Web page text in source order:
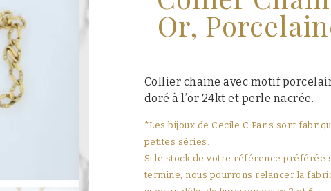
Or,
Collier chaine avec motif
doré à l’or 24kt et perle nacrée.
*Les bijoux de Cecile C Paris sont
petites séries.
Si le stock de votre référence préférée
termine, nous pourrons relancer la